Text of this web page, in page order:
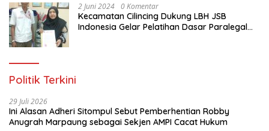
2 Juni 2024 0 Komentar
Kecamatan Cilincing Dukung LBH JSB
Indonesia Gelar Pelatihan Dasar Paralegal
Politik Terkini
29 Juli 2026
Ini Alasan Adheri Sitompul Sebut Pemberhentian Robby
Anugrah Marpaung sebagai Sekjen AMPI Cacat Hukum